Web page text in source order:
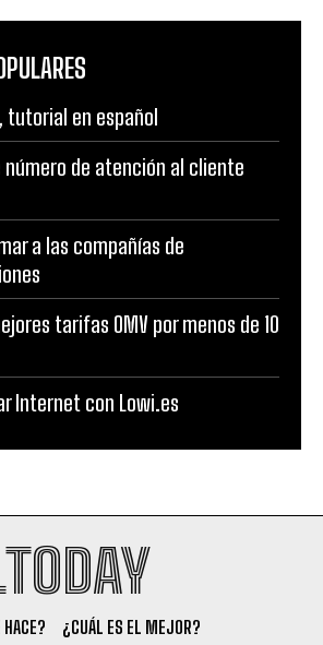
tutorial en español
número de atención al cliente
a las compañías de
tarifas OMV por menos de 10
Internet con Lowi.es
¿CUÁL ES EL MEJOR?